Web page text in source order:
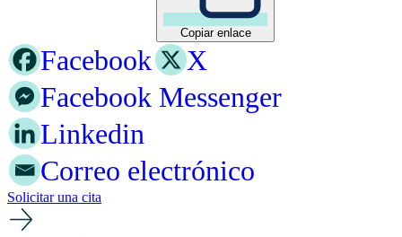
Copiar enlace
Facebook
X
Facebook Messenger
Linkedin
Correo electrónico
Solicitar una cita